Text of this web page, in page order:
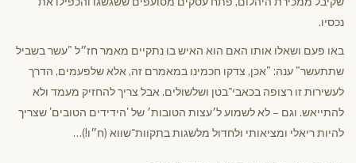
נכסיו.
באו פעם ושאלו אותו האם הוא האיש בו נתקיים מאמר חז״ל "עשר בשביל
שתתעשר" ענה: "אכן, צדקו חכמינו במאמרם זה, אלא שלפעמים, הדרך
לעשירות זו רצופה בכאבי־בטן ושלשולים. אבל צריך להחזיק מעמד ולא
להתייאש. וגם – לא לשמוע ל׳עצות הטובות׳ של 'הידידים הטובים' שצריך
להיות ריאלי ומציאותי ולחדול מלשגות בתקוות־שווא (ח״ו!)…